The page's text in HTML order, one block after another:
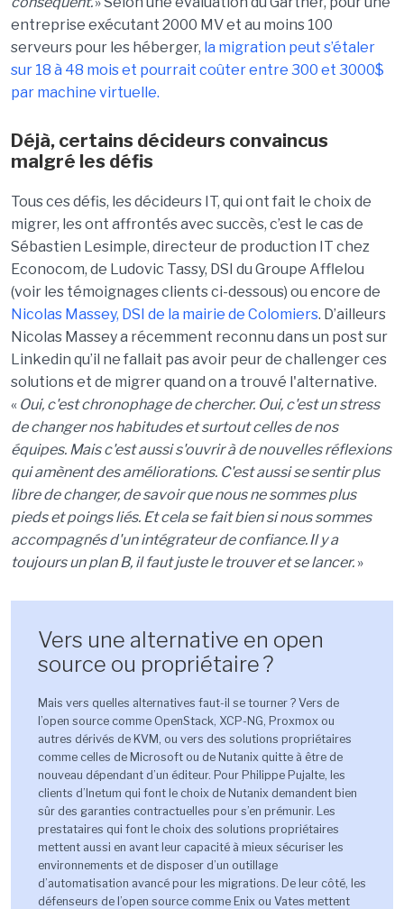
entreprise exécutant 2000 MV et au moins 100
serveurs pour les héberger, la migration peut s’étaler
sur 18 à 48 mois et pourrait coûter entre 300 et 3000$
par machine virtuelle.
Déjà, certains décideurs convaincus
malgré les défis
Tous ces défis, les décideurs IT, qui ont fait le choix de
migrer, les ont affrontés avec succès, c’est le cas de
Sébastien Lesimple, directeur de production IT chez
Econocom, de Ludovic Tassy, DSI du Groupe Afflelou
(voir les témoignages clients ci-dessous) ou encore de
Nicolas Massey, DSI de la mairie de Colomiers. D’ailleurs
Nicolas Massey a récemment reconnu dans un post sur
Linkedin qu’il ne fallait pas avoir peur de challengerces
solutions et de migrer quand on a trouvé l'alternative.
« Oui,c'est chronophage de chercher. Oui,c'est un stress
de changer nos habitudes et surtout celles de nos
équipes. Mais c'est aussi s'ouvriràde nouvelles réflexions
quiamènentdes améliorations. C'est aussi se sentir plus
libre de changer, de savoir que nous ne sommes plus
pieds et poings liés. Et cela se fait bien si nous sommes
accompagnés d'un intégrateur de confiance.Il y a
toujours un plan B, il faut juste le trouver et se lancer. »
Vers une alternative en open
source ou propriétaire ?
Mais vers quelles alternatives faut-il se tourner ? Vers de
’open source comme OpenStack, XCP-NG, Proxmoxou
autres d érivés de KVM , ou vers des solutions propriétaires
comme celles de Microsoft ou de Nutanix quitte à être de
nouveau d épendant d ’un éditeur. Pour Philippe Pujalte, les
clients d ’ Inetum qui font le choix de Nutanix demandent bien
sûr des garanties contractuelles pour s’en prémunir. Les
prestataires qui font le choix des solutions propriétaires
mettent aussi en avant leur capacité à mieux sécuriser les
environnements et de disposer d ’un outillage
d ’automatisation avancé pour les migrations. De leur côté, les
d éfenseurs de l ’open source comme Enixou Vates mettent